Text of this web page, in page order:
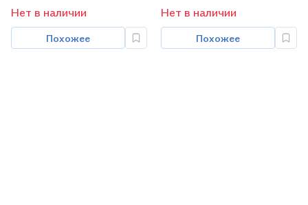
Потапова "Окружающий
Нет в наличии
Похожее
Нет в наличии
Похожее